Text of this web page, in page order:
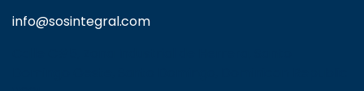
info@sosintegral.com